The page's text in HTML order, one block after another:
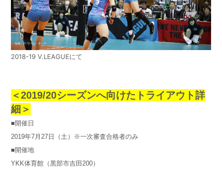
2018-19 V.LEAGUEにて
＜2019/20シーズンへ向けたトライアウト詳
細＞
■開催日
2019年7月27日（土）※一次審査合格者のみ
■開催地
YKK体育館（黒部市吉田200）